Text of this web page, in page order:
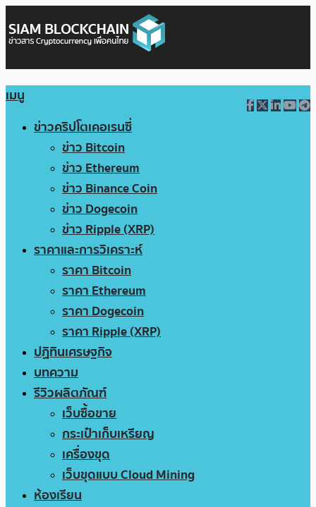
เมนู
ข่าวคริปโตเคอเรนซี่
ข่าว Bitcoin
ข่าว Ethereum
ข่าว Binance Coin
ข่าว Dogecoin
ข่าว Ripple (XRP)
ราคาและการวิเคราะห์
ราคา Bitcoin
ราคา Ethereum
ราคา Dogecoin
ราคา Ripple (XRP)
ปฏิทินเศรษฐกิจ
บทความ
รีวิวผลิตภัณฑ์
เว็บซื้อขาย
กระเป๋าเก็บเหรียญ
เครื่องขุด
เว็บขุดแบบ Cloud Mining
ห้องเรียน